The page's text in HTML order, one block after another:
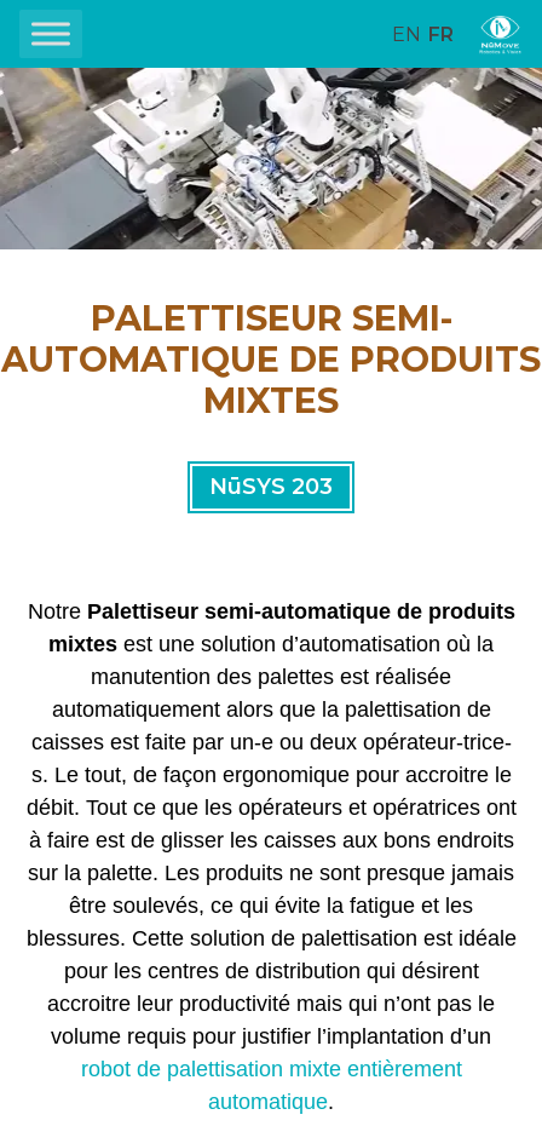
EN FR
PALETTISEUR SEMI-
AUTOMATIQUE DE PRODUITS
MIXTES
NūSYS 203
Notre Palettiseur semi-automatique de produits
mixtes est une solution d’automatisation où la
manutention des palettes est réalisée
automatiquement alors que la palettisation de
caisses est faite par un-e ou deux opérateur-trice-
s. Le tout, de façon ergonomique pour accroitre le
débit. Tout ce que les opérateurs et opératrices ont
à faire est de glisser les caisses aux bons endroits
sur la palette. Les produits ne sont presque jamais
être soulevés, ce qui évite la fatigue et les
blessures. Cette solution de palettisation est idéale
pour les centres de distribution qui désirent
accroitre leur productivité mais qui n’ont pas le
volume requis pour justifier l’implantation d’un
robot de palettisation mixte entièrement
automatique.